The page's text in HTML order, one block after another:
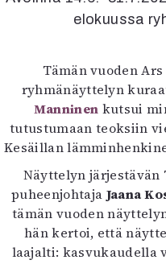
In
elokuussa
Tämän vuoden
ryhmänäyttelyn
Manninen kutsui
tutustumaan teoksiin
Kesäillan
Näyttelyn järjestävän
puheenjohtaja Jaana
tämän vuoden
hän kertoi, että
laajalti: kasvukaudella